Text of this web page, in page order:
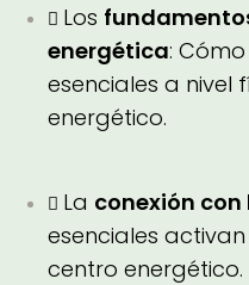
Los
energética:
esenciales a nivel
energético.
La conexión
esenciales
centro energético.